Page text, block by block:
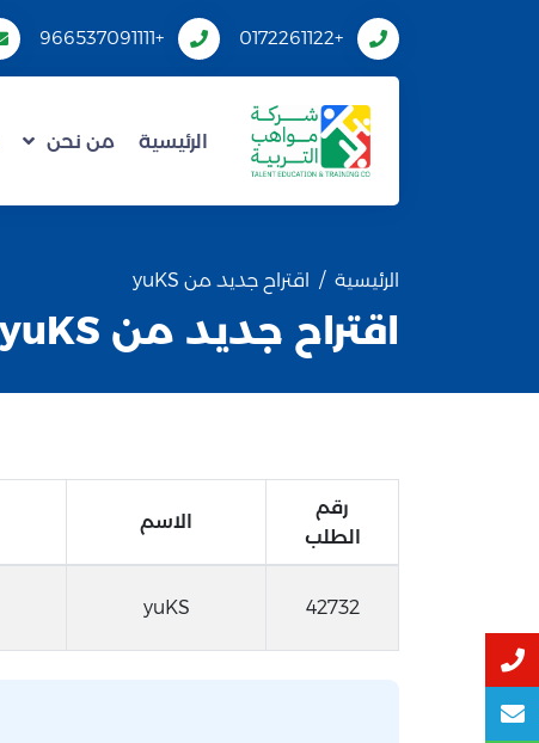
+0172261122
+966537091111
الرئيسية من نحن
الرئيسية اقتراح جديد من yuKS
اقتراح جديد من yuKS
رقم
الطلب
الاسم
42732
yuKS